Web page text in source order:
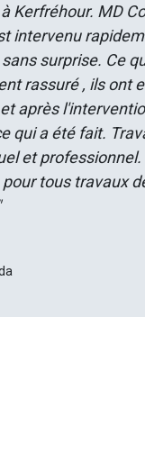
Kerfréhour. MD
intervenu
surprise. Ce
rassuré , ils ont
après
qui a été fait.
et professionnel.
tous travaux